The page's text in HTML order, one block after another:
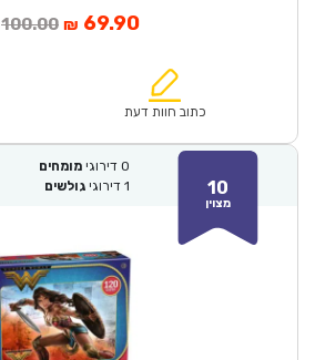
100.00המחיר
₪100.00.
₪ 69.90המחיר
הוא:
כתוב חוות דעת
10
מצוין
0 דירוגי מומחים
1 דירוגי גולשים